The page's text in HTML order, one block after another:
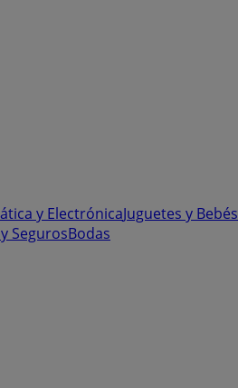
y ElectrónicaJuguetes y Bebés
SegurosBodas